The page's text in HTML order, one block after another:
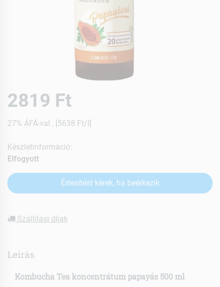
2819 Ft
27% ÁFÁ-val , [5638 Ft/l]
Készletinformáció:
Elfogyott
Értesítést kérek, ha beérkezik
Szállítási díjak
Leírás
Kombucha Tea koncentrátum papayás 500 ml